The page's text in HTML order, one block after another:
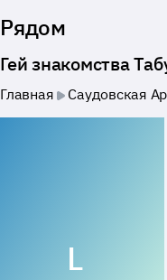
Рядом
Гей знакомства
Главная Саудовская
L